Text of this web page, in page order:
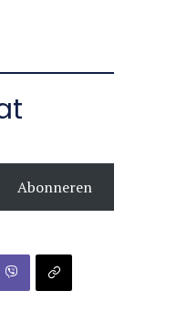
Abonneren